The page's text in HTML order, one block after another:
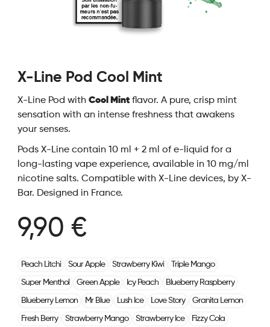
X-Line Pod Cool Mint
X-Line Pod with Cool Mintflavor. A pure, crisp mint
sensation with an intense freshness that awakens
your senses.
Pods X-Line contain 10 ml + 2 ml of e-liquid for a
long-lasting vape experience, available in 10 mg/ml
nicotine salts. Compatible with X-Line devices, by X-
Bar. Designed in France.
9,90 €
Peach Litchi Sour Apple Strawberry Kiwi Triple Mango
Super Menthol Green Apple Icy Peach Blueberry Raspberry
Blueberry Lemon Mr Blue Lush Ice Love Story Granita Lemon
Fresh Berry Strawberry Mango Strawberry Ice Fizzy Cola